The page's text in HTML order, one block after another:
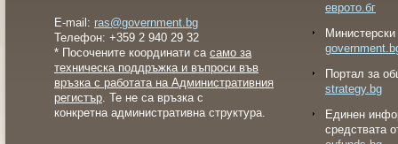
E-mail: ras@government.bg
Телефон: +359 2 940 29 32
* Посочените координати са само за
техническа поддръжка и въпроси във
връзка с работата на Административния
регистър. Те не са връзка с
конкретна административна структура.
еврото.бг
Портал за
strategy.bg
Eдинен
средствата